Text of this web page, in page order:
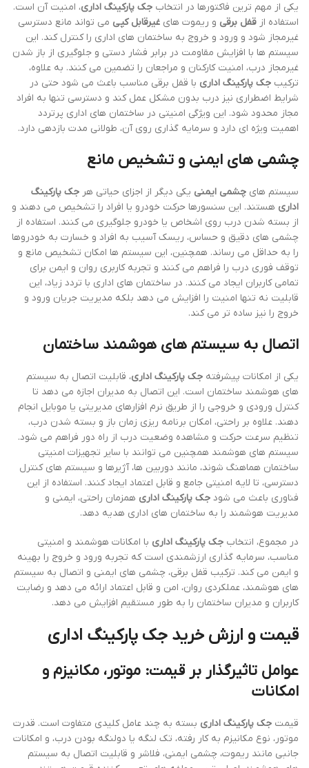
یکی از مهم ترین فاکتورها در انتخاب جک پارکینگ اداری، امنیت آن است.
استفاده از قفل برقی و ریموت های غیرقابل کپی می تواند مانع دسترسی
غیرمجاز شود و ورود و خروج به ساختمان های اداری را کنترل کند. این
سیستم ها با افزایش مقاومت در برابر فشار دستی و جلوگیری از باز شدن
غیرمجاز درب، امنیت کارکنان و مراجعان را تضمین می کنند. به علاوه،
ترکیب جک پارکینگ اداری با قفل برقی مناسب باعث می شود حتی در
شرایط اضطراری نیز درب بدون مشکل عمل کند و دسترسی تنها به افراد
مجاز محدود شود. این ویژگی امنیتی در ساختمان های اداری پرتردد
اهمیت ویژه ای دارد و سرمایه گذاری روی آن، طولانی مدت بازدهی دارد.
چشمی های ایمنی و تشخیص مانع
سیستم های چشمی ایمنی یکی دیگر از اجزای حیاتی هر جک پارکینگ
اداری هستند. این سنسورها حرکت خودرو یا افراد را تشخیص می دهند و
از بسته شدن درب روی اشخاص یا خودرو جلوگیری می کنند. استفاده از
چشمی های دقیق و حساس، ریسک آسیب به افراد و خسارت به خودروها
را به حداقل می رساند. همچنین، این سیستم ها امکان تشخیص مانع و
توقف فوری درب را فراهم می کنند و تجربه کاربری روان و ایمن برای
تمامی کاربران ایجاد می کنند. در ساختمان های اداری با تردد زیاد، این
قابلیت نه تنها امنیت را افزایش می دهد بلکه مدیریت جریان ورود و
خروج را نیز ساده تر می کند.
اتصال به سیستم های هوشمند ساختمان
یکی از امکانات پیشرفته جک پارکینگ اداری، قابلیت اتصال به سیستم
های هوشمند ساختمان است. این اتصال به مدیران اجازه می دهد تا
کنترل ورودی و خروجی را از طریق نرم افزارهای مدیریتی یا موبایل انجام
دهند. علاوه بر راحتی، امکان برنامه ریزی زمان باز و بسته شدن درب،
تنظیم سرعت حرکت و مشاهده وضعیت درب از راه دور فراهم می شود.
سیستم های هوشمند همچنین می توانند با سایر تجهیزات امنیتی
ساختمان هماهنگ شوند، مانند دوربین ها، آژیرها و سیستم های کنترل
دسترسی، تا لایه امنیتی جامع و قابل اعتماد ایجاد کنند. استفاده از این
فناوری باعث می شود جک پارکینگ اداری همزمان راحتی، ایمنی و
مدیریت هوشمند را به ساختمان های اداری هدیه دهد.
در مجموع، انتخاب جک پارکینگ اداری با امکانات هوشمند و امنیتی
مناسب، سرمایه گذاری ارزشمندی است که تجربه ورود و خروج را بهینه
و ایمن می کند. ترکیب قفل برقی، چشمی های ایمنی و اتصال به سیستم
های هوشمند، عملکردی روان، امن و قابل اعتماد ارائه می دهد و رضایت
کاربران و مدیران ساختمان را به طور مستقیم افزایش می دهد.
قیمت و ارزش خرید جک پارکینگ اداری
عوامل تاثیرگذار بر قیمت: موتور، مکانیزم و
امکانات
قیمت جک پارکینگ اداری بسته به چند عامل کلیدی متفاوت است. قدرت
موتور، نوع مکانیزم به کار رفته، تک لنگه یا دولنگه بودن درب، و امکانات
جانبی مانند ریموت، چشمی ایمنی، فلاشر و قابلیت اتصال به سیستم